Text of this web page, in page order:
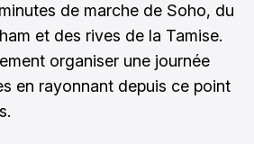
de marche de Soho, du
et des rives de la Tamise.
organiser une journée
en rayonnant depuis ce point